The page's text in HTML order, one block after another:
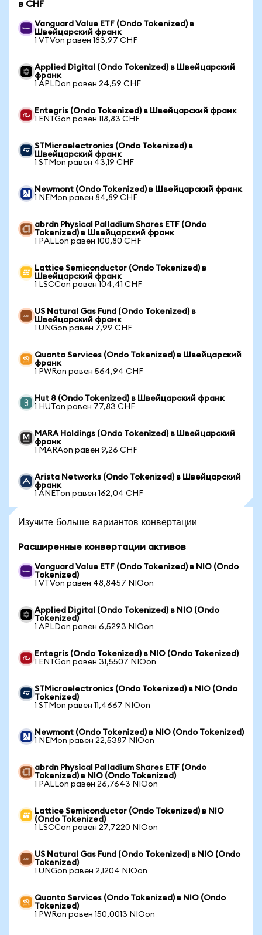
в CHF
Vanguard Value ETF (Ondo Tokenized) в
Швейцарский франк
1 VTVon равен 183,97 CHF
Applied Digital (Ondo Tokenized) в Швейцарский
франк
1 APLDon равен 24,59 CHF
Entegris (Ondo Tokenized) в Швейцарский франк
1 ENTGon равен 118,83 CHF
STMicroelectronics (Ondo Tokenized) в
Швейцарский франк
1 STMon равен 43,19 CHF
Newmont (Ondo Tokenized) в Швейцарский франк
1 NEMon равен 84,89 CHF
abrdn Physical Palladium Shares ETF (Ondo
Tokenized) в Швейцарский франк
1 PALLon равен 100,80 CHF
Lattice Semiconductor (Ondo Tokenized) в
Швейцарский франк
1 LSCCon равен 104,41 CHF
US Natural Gas Fund (Ondo Tokenized) в
Швейцарский франк
1 UNGon равен 7,99 CHF
Quanta Services (Ondo Tokenized) в Швейцарский
франк
1 PWRon равен 564,94 CHF
Hut 8 (Ondo Tokenized) в Швейцарский франк
1 HUTon равен 77,83 CHF
MARA Holdings (Ondo Tokenized) в Швейцарский
франк
1 MARAon равен 9,26 CHF
Arista Networks (Ondo Tokenized) в Швейцарский
франк
1 ANETon равен 162,04 CHF
Изучите больше вариантов конвертации
Расширенные конвертации активов
Vanguard Value ETF (Ondo Tokenized) в NIO (Ondo
Tokenized)
1 VTVon равен 48,8457 NIOon
Applied Digital (Ondo Tokenized) в NIO (Ondo
Tokenized)
1 APLDon равен 6,5293 NIOon
Entegris (Ondo Tokenized) в NIO (Ondo Tokenized)
1 ENTGon равен 31,5507 NIOon
STMicroelectronics (Ondo Tokenized) в NIO (Ondo
Tokenized)
1 STMon равен 11,4667 NIOon
Newmont (Ondo Tokenized) в NIO (Ondo Tokenized)
1 NEMon равен 22,5387 NIOon
abrdn Physical Palladium Shares ETF (Ondo
Tokenized) в NIO (Ondo Tokenized)
1 PALLon равен 26,7643 NIOon
Lattice Semiconductor (Ondo Tokenized) в NIO
(Ondo Tokenized)
1 LSCCon равен 27,7220 NIOon
US Natural Gas Fund (Ondo Tokenized) в NIO (Ondo
Tokenized)
1 UNGon равен 2,1204 NIOon
Quanta Services (Ondo Tokenized) в NIO (Ondo
Tokenized)
1 PWRon равен 150,0013 NIOon